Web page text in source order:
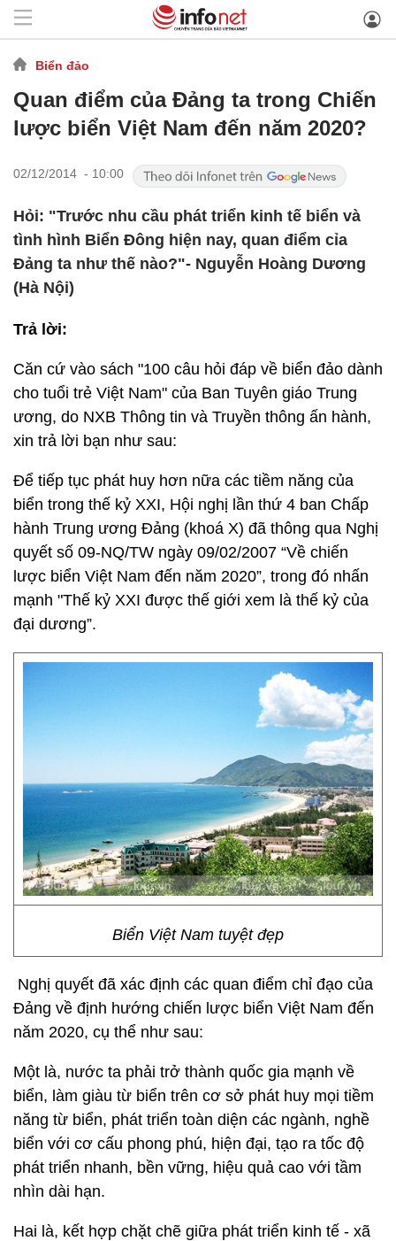
Biển đảo
Quan điểm của Đảng ta trong Chiến
lược biển Việt Nam đến năm 2020?
02/12/2014 - 10:00
Hỏi: "Trước nhu cầu phát triển kinh tế biển và
tình hình Biển Đông hiện nay, quan điểm cỉa
Đảng ta như thế nào?"- Nguyễn Hoàng Dương
(Hà Nội)
Trả lời:
Căn cứ vào sách "100 câu hỏi đáp về biển đảo dành
cho tuổi trẻ Việt Nam" của Ban Tuyên giáo Trung
ương, do NXB Thông tin và Truyền thông ấn hành,
xin trả lời bạn như sau:
Để tiếp tục phát huy hơn nữa các tiềm năng của
biển trong thế kỷ XXI, Hội nghị lần thứ 4 ban Chấp
hành Trung ương Đảng (khoá X) đã thông qua Nghị
quyết số 09-NQ/TW ngày 09/02/2007 “Về chiến
lược biển Việt Nam đến năm 2020”, trong đó nhấn
mạnh "Thế kỷ XXI được thế giới xem là thế kỷ của
đại dương”.
Biển Việt Nam tuyệt đẹp
Nghị quyết đã xác định các quan điểm chỉ đạo của
Đảng về định hướng chiến lược biển Việt Nam đến
năm 2020, cụ thể như sau:
Một là, nước ta phải trở thành quốc gia mạnh về
biển, làm giàu từ biển trên cơ sở phát huy mọi tiềm
năng từ biển, phát triển toàn diện các ngành, nghề
biển với cơ cấu phong phú, hiện đại, tạo ra tốc độ
phát triển nhanh, bền vững, hiệu quả cao với tầm
nhìn dài hạn.
Hai là, kết hợp chặt chẽ giữa phát triển kinh tế - xã